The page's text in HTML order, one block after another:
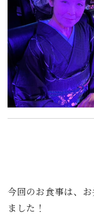
今回のお食事は、
ました！